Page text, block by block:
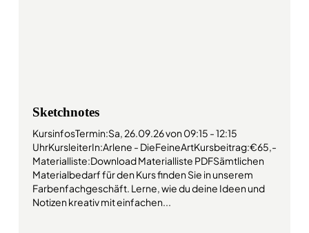
Sketchnotes
KursinfosTermin:Sa, 26.09.26 von 09:15 - 12:15
UhrKursleiterIn:Arlene - DieFeineArtKursbeitrag:€65,-
Materialliste:Download Materialliste PDFSämtlichen
Materialbedarf für den Kurs finden Sie in unserem
Farbenfachgeschäft. Lerne, wie du deine Ideen und
Notizen kreativ mit einfachen...